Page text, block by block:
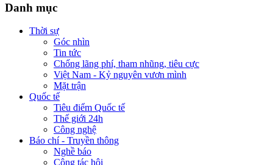
Danh mục
Thời sự
Góc nhìn
Tin tức
Chống lãng phí, tham nhũng, tiêu cực
Việt Nam - Kỷ nguyên vươn mình
Mặt trận
Quốc tế
Tiêu điểm Quốc tế
Thế giới 24h
Công nghệ
Báo chí - Truyền thông
Nghề báo
Công tác hội